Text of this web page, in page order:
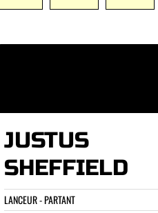
JUSTUS
SHEFFIELD
LANCEUR - PARTANT